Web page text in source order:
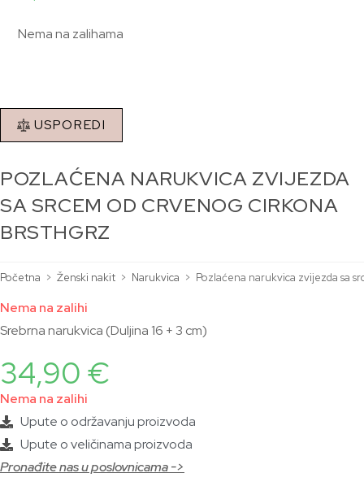
Nema na zalihama
USPOREDI
POZLAĆENA NARUKVICA ZVIJEZDA
SA SRCEM OD CRVENOG CIRKONA
BRSTHGRZ
Početna > Ženski nakit > Narukvica > Pozlaćena narukvica zvijezda sa
Nema na zalihi
Srebrna narukvica (Duljina 16 + 3 cm)
34,90 €
Nema na zalihi
Upute o održavanju proizvoda
Upute o veličinama proizvoda
Pronađite nas u poslovnicama ->